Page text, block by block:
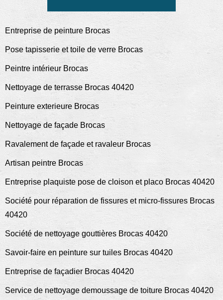
Entreprise de peinture Brocas
Pose tapisserie et toile de verre Brocas
Peintre intérieur Brocas
Nettoyage de terrasse Brocas 40420
Peinture exterieure Brocas
Nettoyage de façade Brocas
Ravalement de façade et ravaleur Brocas
Artisan peintre Brocas
Entreprise plaquiste pose de cloison et placo Brocas 40420
Société pour réparation de fissures et micro-fissures Brocas
40420
Société de nettoyage gouttières Brocas 40420
Savoir-faire en peinture sur tuiles Brocas 40420
Entreprise de façadier Brocas 40420
Service de nettoyage demoussage de toiture Brocas 40420